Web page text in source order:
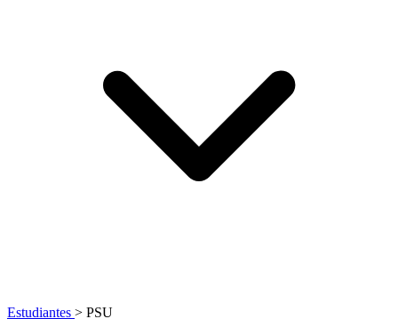
Estudiantes > PSU